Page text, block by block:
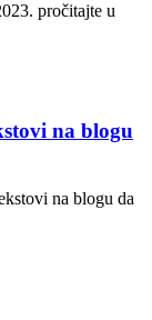
pročitajte u
na blogu
na blogu da